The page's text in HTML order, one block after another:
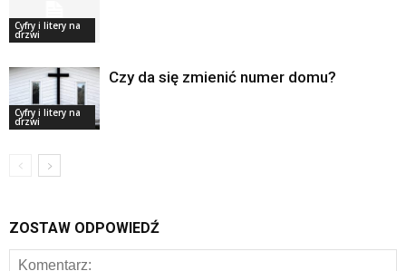
Cyfry i litery na
drzwi
Cyfry i litery na
drzwi
Czy da się zmienić numer domu?
ZOSTAW ODPOWIEDŹ